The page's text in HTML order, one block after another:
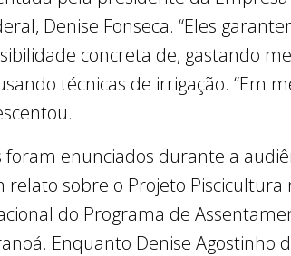
Denise Fonseca. “Eles
concreta de, gastando
técnicas de irrigação. “Em
foram enunciados durante a
sobre o Projeto
do Programa de
Enquanto Denise Agostinho